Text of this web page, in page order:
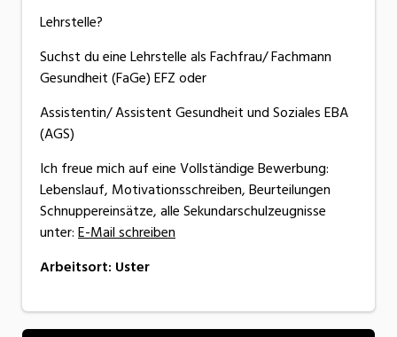
Lehrstelle?
Suchst du eine Lehrstelle als Fachfrau/ Fachmann
Gesundheit (FaGe) EFZ oder
Assistentin/ Assistent Gesundheit und Soziales EBA
(AGS)
Ich freue mich auf eine Vollständige Bewerbung:
Lebenslauf, Motivationsschreiben, Beurteilungen
Schnuppereinsätze, alle Sekundarschulzeugnisse
unter:E-Mail schreiben
Arbeitsort: Uster